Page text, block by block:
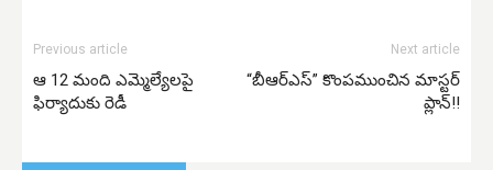
Previous article
ఆ 12 మంది ఎమ్మెల్యేలపై
ఫిర్యాదుకు రెడీ
Next article
“బీఆర్ఎస్” కొంపముంచిన మాస్టర్
ప్లాన్!!